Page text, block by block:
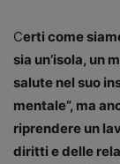
Certi come
sia un’isola, un
salute nel suo
mentale”, ma
riprendere un
diritti e delle